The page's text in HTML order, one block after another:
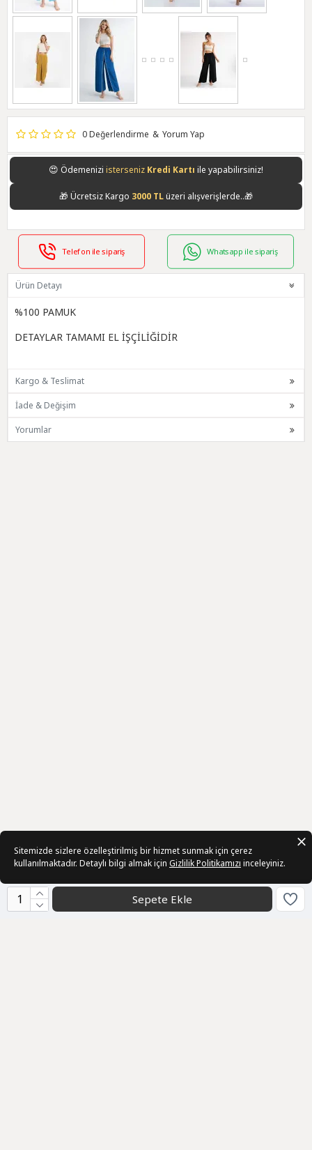
0 Değerlendirme & Yorum Yap
Sepete Ekle
😍 Ödemenizi istersenizKredi Kartı ile yapabilirsiniz!
🎁 Ücretsiz Kargo 3000 TLüzeri alışverişlerde..🎁
Telefon ile sipariş Whatsapp ile sipariş
Ürün Detayı
%100 PAMUK
DETAYLAR TAMAMI EL İŞÇİLİĞİDİR
Kargo & Teslimat
İade & Değişim
Yorumlar
Sitemizde sizlere özelleştirilmiş bir hizmet sunmak için çerez
kullanılmaktadır. Detaylı bilgi almak için Gizlilik Politikamızı inceleyiniz.